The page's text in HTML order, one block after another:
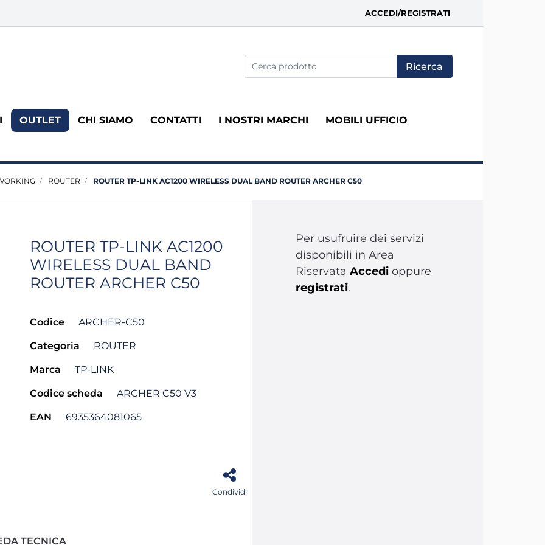
ACCEDI/REGISTRATI
La modifica di un filtro aggiorna automaticamente gli altri filtri
OUTLET CHI SIAMO CONTATTI I NOSTRI MARCHI MOBILI UFFICIO
ROUTER ROUTER TP-LINK AC1200 WIRELESS DUAL BAND ROUTER ARCHER C50
ROUTER TP-LINK AC1200
WIRELESS DUAL BAND
ROUTER ARCHER C50
Codice ARCHER-C50
Categoria ROUTER
Marca TP-LINK
Codice scheda ARCHER C50 V3
EAN 6935364081065
Condividi
TECNICA
Per usufruire dei servizi
disponibili in Area
Riservata Accedi oppure
registrati.